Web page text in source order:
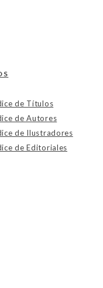
de Títulos
de Autores
de Ilustradores
de Editoriales